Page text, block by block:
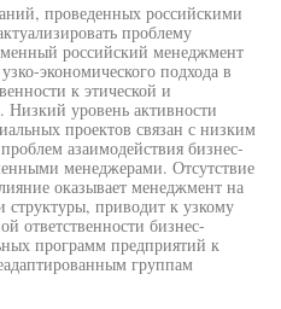
проведенных российскими
проблему
российский менеджмент
экономического подхода в
к этической и
Низкий уровень активности
проектов связан с низким
азаимодействия бизнес-
менеджерами. Отсутствие
оказывает менеджмент на
приводит к узкому
ответственности бизнес-
программ предприятий к
группам